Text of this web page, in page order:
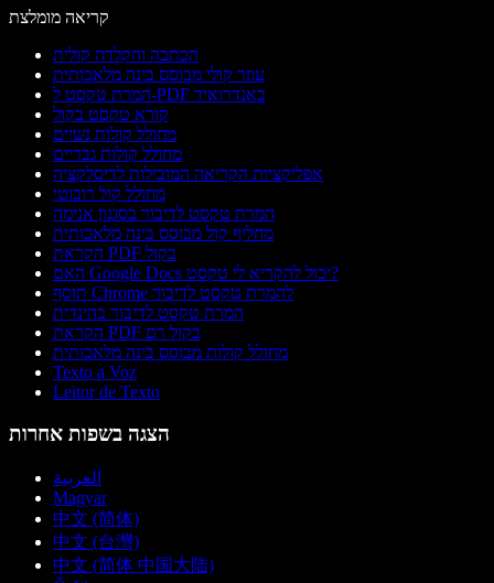
קריאה מומלצת
הכתבה והקלדה קולית
עוזר קולי מבוסס בינה מלאכותית
המרת טקסט ל-PDF באנדרואיד
קורא טקסט בקול
מחולל קולות נשיים
מחולל קולות גבריים
אפליקציות הקריאה המובילות לדיסלקציה
מחולל קול רובוטי
המרת טקסט לדיבור בסגנון אנימה
מחליף קול מבוסס בינה מלאכותית
הקראת PDF בקול
האם Google Docs יכול להקריא לי טקסט?
תוסף Chrome להמרת טקסט לדיבור
המרת טקסט לדיבור בהינדית
הקראת PDF בקול רם
מחולל קולות מבוסס בינה מלאכותית
Texto a Voz
Leitor de Texto
הצגה בשפות אחרות
العربية
Magyar
中文 (简体)
中文 (台灣)
中文 (简体 中国大陆)